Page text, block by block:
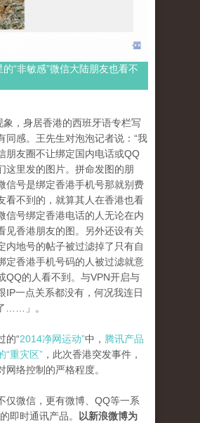
的“非敏感”微信大陆朋友也看不
象，身居香港的西班牙语专栏写
同感。王先生对泡泡记者说：“我
朋友圈不让绑定国内电话或QQ
这里发的图片。拼命发图的朋
信号是绑定香港手机号那就别费
看不到的，就算其人在香港也看
信号绑定香港电话的人无论在内
见香港朋友的图。另外还设有关
内地号的帖子被过滤掉了只有自
定香港手机号码的人被过滤就意
QQ的人看不到。与VPN开启与
IP一点关系都没有，何况我连日
……」。
的“2014净网运动”中， 腾讯产品
“重灾区” ，此次香港突发事件，
网络控制的严格程度。
仅微信，更有微博、QQ等一系
即时通讯产品。
以新浪微博为